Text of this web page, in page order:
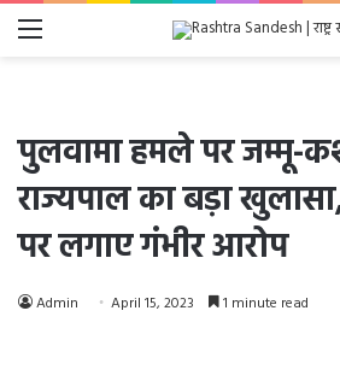
Menu
पुलवामा हमले पर जम्मू-
राज्यपाल का बड़ा
पर लगाए गंभीर आरोप
Admin April 15, 2023 1 minute read